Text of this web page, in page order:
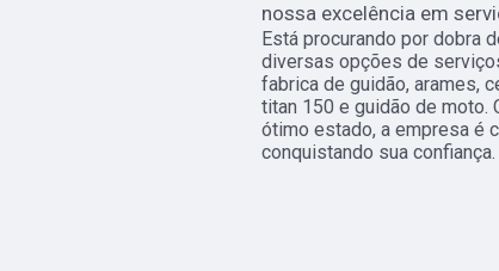
nossa excelência em
Está procurando por dobra
diversas opções de
fabrica de guidão, arames,
titan 150 e guidão de moto.
ótimo estado, a empresa é
conquistando sua confiança.